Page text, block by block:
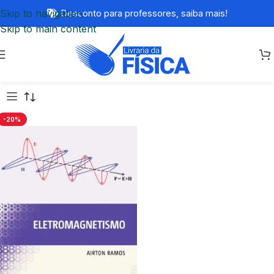
Skip to navigation
Skip to main content
Desconto para professores, saiba mais!
-20%